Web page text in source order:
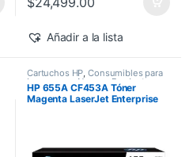
Añadir a la lista
Cartuchos HP,Consumibles para
Impresoras,Nuevos Productos
Sobre Pedido,Toner Original
HP 655A CF453A Tóner
Magenta LaserJet Enterprise